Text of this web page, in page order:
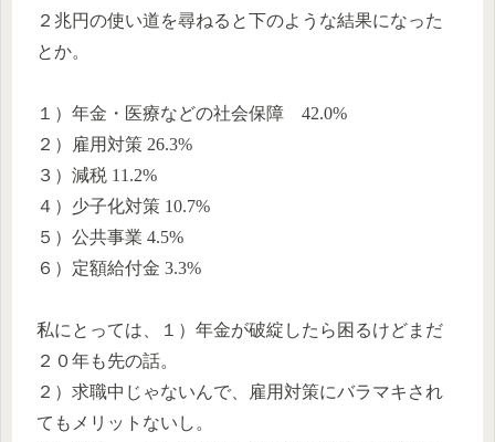
２兆円の使い道を尋ねると下のような結果になった
とか。
１）年金・医療などの社会保障 42.0%
２）雇用対策 26.3%
３）減税 11.2%
４）少子化対策 10.7%
５）公共事業 4.5%
６）定額給付金 3.3%
私にとっては、１）年金が破綻したら困るけどまだ
２０年も先の話。
２）求職中じゃないんで、雇用対策にバラマキされ
てもメリットないし。